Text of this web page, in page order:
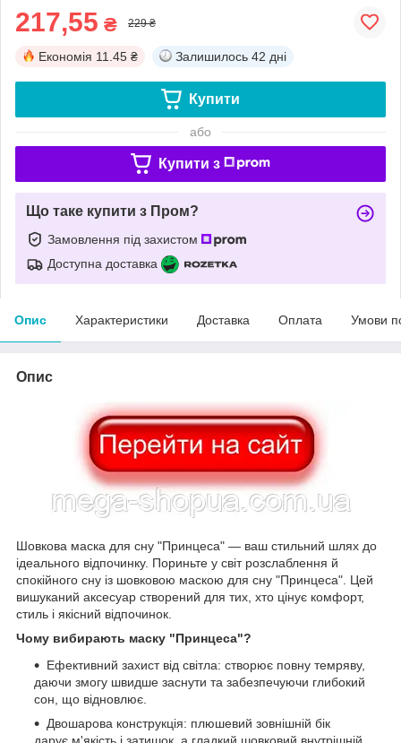
217,55 ₴ 229 ₴
Економія 11.45 ₴ Залишилось 42 дні
Купити
або
Купити з
Що таке купити з Пром?
Замовлення під захистом
Доступна доставка
Опис Характеристики Доставка Оплата Умови
Опис
Шовкова маска для сну "Принцеса" — ваш стильний шлях до
ідеального відпочинку. Пориньте у світ розслаблення й
спокійного сну із шовковою маскою для сну "Принцеса". Цей
вишуканий аксесуар створений для тих, хто цінує комфорт,
стиль і якісний відпочинок.
Чому вибирають маску "Принцеса"?
Ефективний захист від світла: створює повну темряву,
даючи змогу швидше заснути та забезпечуючи глибокий
сон, що відновлює.
Двошарова конструкція: плюшевий зовнішній бік
дарує м'якість і затишок, а гладкий шовковий внутрішній